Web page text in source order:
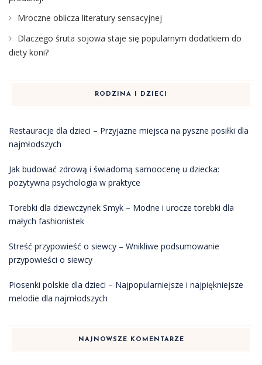
Mroczne oblicza literatury sensacyjnej
Dlaczego śruta sojowa staje się popularnym dodatkiem do
diety koni?
RODZINA I DZIECI
Restauracje dla dzieci – Przyjazne miejsca na pyszne posiłki dla
najmłodszych
Jak budować zdrową i świadomą samoocenę u dziecka:
pozytywna psychologia w praktyce
Torebki dla dziewczynek Smyk – Modne i urocze torebki dla
małych fashionistek
Streść przypowieść o siewcy – Wnikliwe podsumowanie
przypowieści o siewcy
Piosenki polskie dla dzieci – Najpopularniejsze i najpiękniejsze
melodie dla najmłodszych
NAJNOWSZE KOMENTARZE